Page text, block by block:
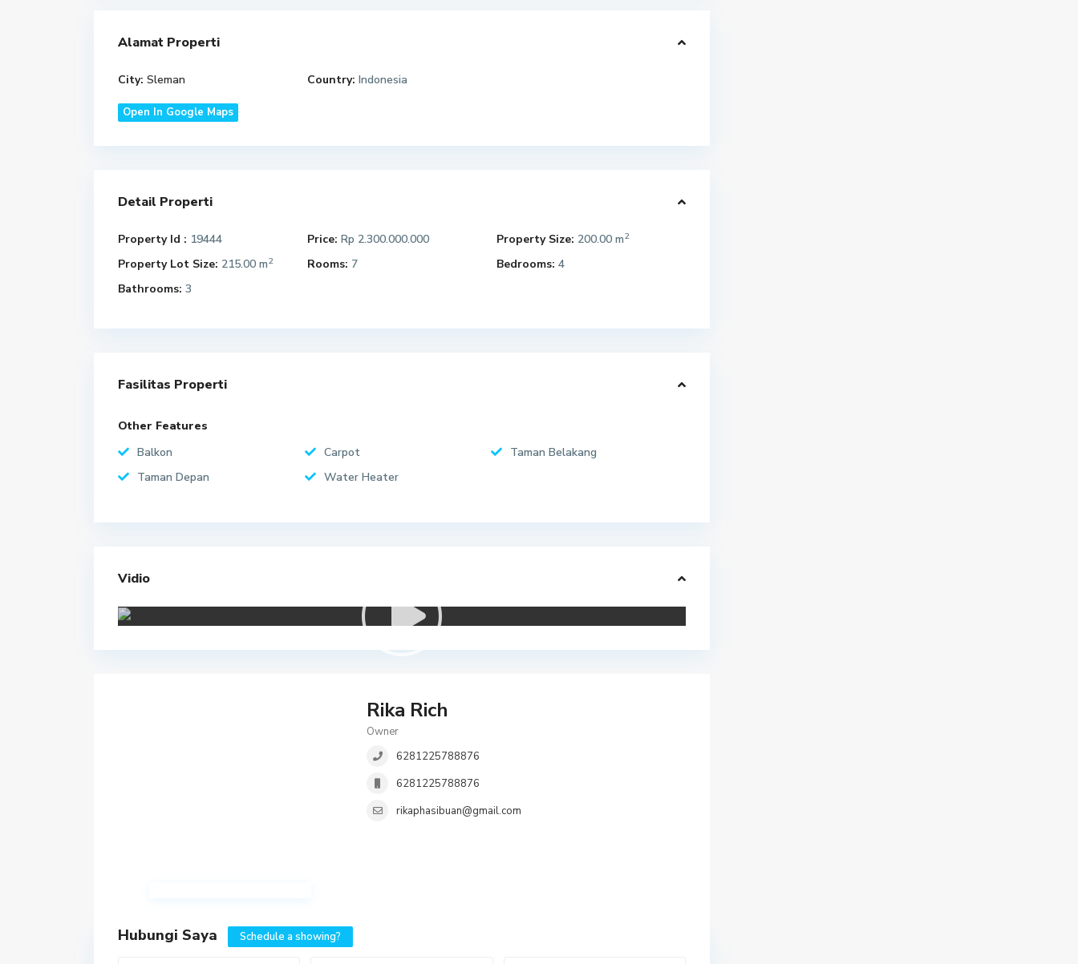
Alamat Properti
City: Sleman Country: Indonesia
Open In Google Maps
Detail Properti
Property Id : 19444 Price: Rp 2.300.000.000 Property Size: 200.00 m2
Property Lot Size: 215.00 m2 Rooms: 7 Bedrooms: 4
Bathrooms: 3
Fasilitas Properti
Other Features
Balkon
Carpot
Taman Belakang
Taman Depan
Water Heater
Vidio
Rika Rich
Owner
6281225788876
6281225788876
rikaphasibuan@gmail.com
Hubungi Saya Schedule a showing?